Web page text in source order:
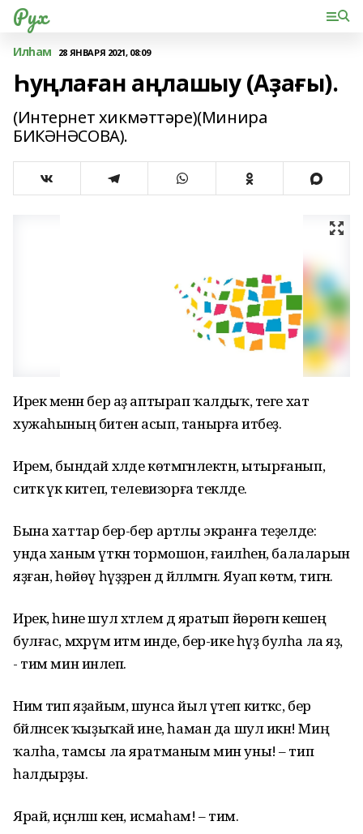
Рух
Илһам 28 ЯНВАРЯ 2021, 08:09
Һуңлаған аңлашыу (Аҙағы).
(Интернет хикмәттәре)(Минира
БИКӘНӘСОВА).
Ирек менән бер аҙ аптырап ҡалдыҡ, теге хат
хужаһының битен асып, танырға итәбеҙ.
Ирем, бындай хәлде көтмәгәнлектән, ытырғанып,
ситкә үк китеп, телевизорға текәлде.
Бына хаттар бер-бер артлы экранға теҙелде:
унда ханым үткән тормошон, ғаиләһен, балаларын
яҙған, һөйөү һүҙҙәрен дә йәлләмәгән. Яуап көтәм, тигән.
Ирек, һине шул хәтлем дә яратып йөрөгән кешең
булғас, мәхрүм итмә инде, бер-ике һүҙ булһа ла яҙ,
- тим мин инәлеп.
Нимә тип яҙайым, шунса йыл үтеп киткәс, бер
бәйләнсек ҡыҙыҡай ине, һаман да шул икән! Миңә
ҡалһа, тамсы ла яратманым мин уны! – тип
һалдырҙы.
Ярай, иҫәнләш кенә, исмаһам! – тим.